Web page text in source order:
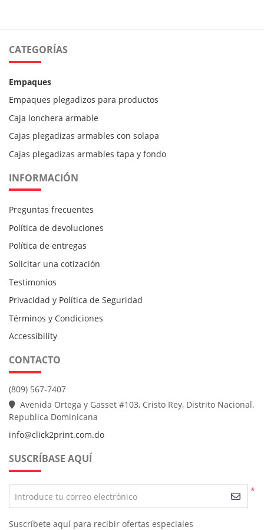
CATEGORÍAS
Empaques
Empaques plegadizos para productos
Caja lonchera armable
Cajas plegadizas armables con solapa
Cajas plegadizas armables tapa y fondo
INFORMACIÓN
Preguntas frecuentes
Política de devoluciones
Política de entregas
Solicitar una cotización
Testimonios
Privacidad y Política de Seguridad
Términos y Condiciones
Accessibility
CONTACTO
(809) 567-7407
Avenida Ortega y Gasset #103, Cristo Rey, Distrito Nacional,
Republica Dominicana
info@click2print.com.do
SUSCRÍBASE AQUÍ
*
Introduce tu correo electrónico
Suscríbete aquí para recibir ofertas especiales